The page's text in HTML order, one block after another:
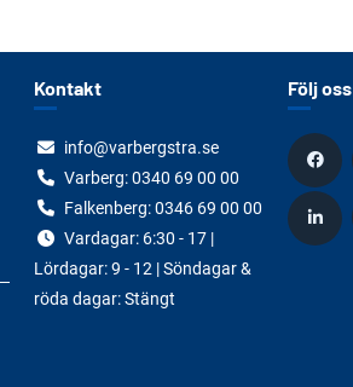
Kontakt
info@varbergstra.se
Varberg:0340 69 00 00
Falkenberg:0346 69 00 00
Vardagar: 6:30 - 17 |
Lördagar: 9 - 12 | Söndagar &
röda dagar: Stängt
Följ oss